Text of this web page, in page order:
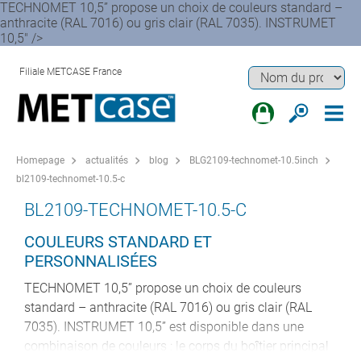
TECHNOMET 10,5” propose un choix de couleurs standard –
anthracite (RAL 7016) ou gris clair (RAL 7035). INSTRUMET
10,5" />
Filiale METCASE France
Homepage actualités blog
BLG2109-technomet-10.5inch
bl2109-technomet-10.5-c
BL2109-TECHNOMET-10.5-C
COULEURS STANDARD ET
PERSONNALISÉES
TECHNOMET 10,5” propose un choix de couleurs
standard – anthracite (RAL 7016) ou gris clair (RAL
7035). INSTRUMET 10,5” est disponible dans une
combinaison de couleurs : le corps du boîtier principal